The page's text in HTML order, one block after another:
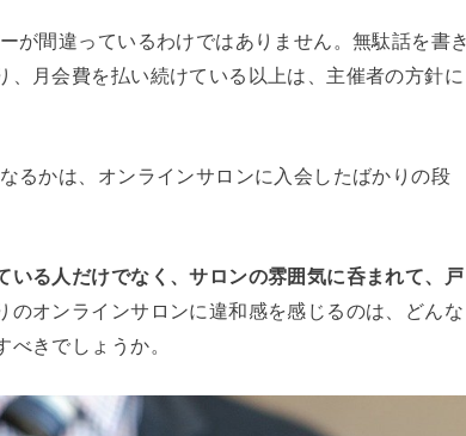
が間違っているわけではありません。無駄話を書き
月会費を払い続けている以上は、主催者の方針に
るかは、オンラインサロンに入会したばかりの段
る人だけでなく、サロンの雰囲気に呑まれて、戸
のオンラインサロンに違和感を感じるのは、どんな
きでしょうか。